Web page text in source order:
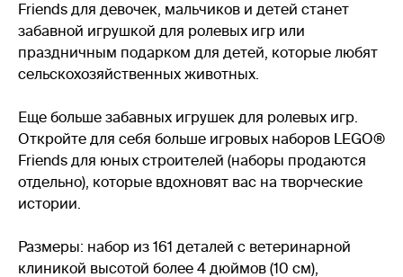
Friends для девочек, мальчиков и детей станет
забавной игрушкой для ролевых игр или
праздничным подарком для детей, которые любят
сельскохозяйственных животных.
Еще больше забавных игрушек для ролевых игр.
Откройте для себя больше игровых наборов LEGO®
Friends для юных строителей (наборы продаются
отдельно), которые вдохновят вас на творческие
истории.
Размеры: набор из 161 деталей с ветеринарной
клиникой высотой более 4 дюймов (10 см),